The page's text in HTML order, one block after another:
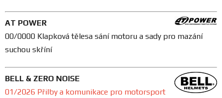
AT POWER
00/0000 Klapková tělesa sání motoru a sady pro mazání
suchou skříní
BELL & ZERO NOISE
01/2026 Přilby a komunikace pro motorsport